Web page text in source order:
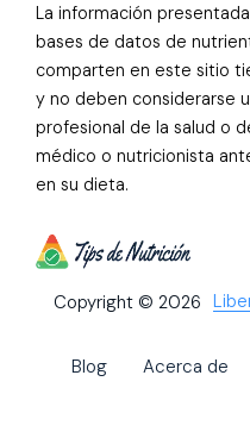
La información
bases de datos de
comparten en este sitio
y no deben considerarse
profesional de la salud o
médico o nutricionista
en su dieta.
Copyright © 2026
Blog Acerca de